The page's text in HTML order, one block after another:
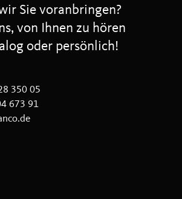
Sie voranbringen?
von Ihnen zu hören
oder persönlich!
350 05
673 91